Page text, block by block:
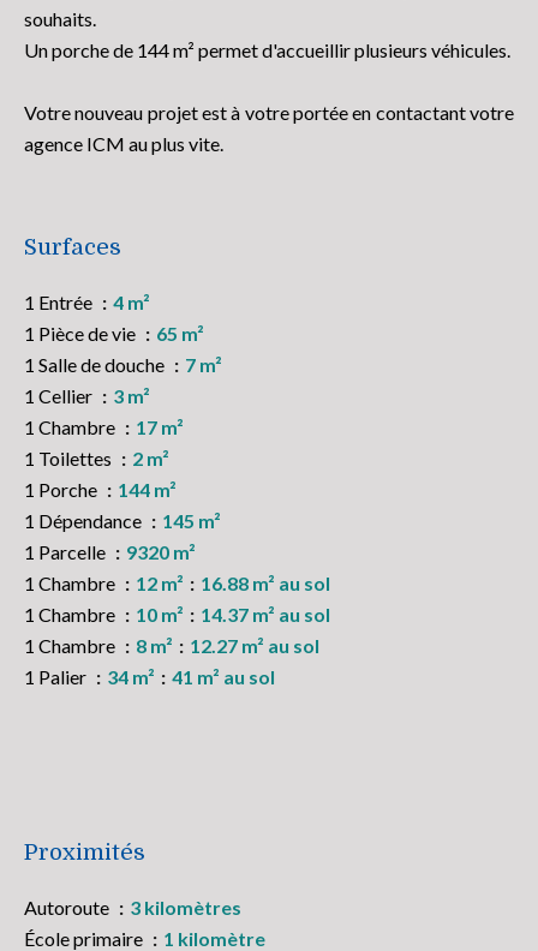
souhaits.
Un porche de 144 m² permet d'accueillir plusieurs véhicules.
Votre nouveau projet est à votre portée en contactant votre
agence ICM au plus vite.
Surfaces
1 Entrée
4 m²
1 Pièce de vie
65 m²
1 Salle de douche
7 m²
1 Cellier
3 m²
1 Chambre
17 m²
1 Toilettes
2 m²
1 Porche
144 m²
1 Dépendance
145 m²
1 Parcelle
9320 m²
1 Chambre
12 m²
16.88 m² au sol
1 Chambre
10 m²
14.37 m² au sol
1 Chambre
8 m²
12.27 m² au sol
1 Palier
34 m² 41 m² au sol
Proximités
Autoroute
3 kilomètres
École primaire
1 kilomètre